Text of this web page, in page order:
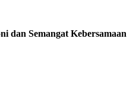
dan Semangat Kebersamaan